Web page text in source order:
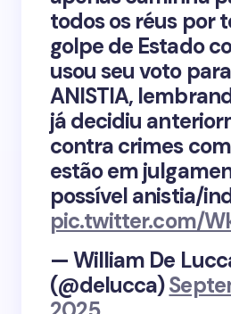
todos os réus por
golpe de Estado
usou seu voto para
ANISTIA,
já decidiu
contra crimes
estão em
possível anistia/
pic.twitter.com/
— William De
(@delucca)